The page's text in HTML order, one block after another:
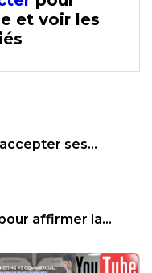
et voir les
ses...
affirmer la...